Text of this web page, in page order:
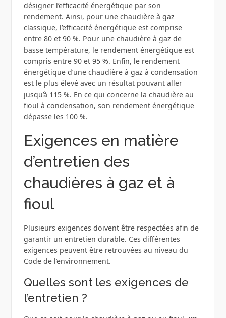
désigner l’efficacité énergétique par son
rendement. Ainsi, pour une chaudière à gaz
classique, l’efficacité énergétique est comprise
entre 80 et 90 %. Pour une chaudière à gaz de
basse température, le rendement énergétique est
compris entre 90 et 95 %. Enfin, le rendement
énergétique d’une chaudière à gaz à condensation
est le plus élevé avec un résultat pouvant aller
jusqu’à 115 %. En ce qui concerne la chaudière au
fioul à condensation, son rendement énergétique
dépasse les 100 %.
Exigences en matière
d’entretien des
chaudières à gaz et à
fioul
Plusieurs exigences doivent être respectées afin de
garantir un entretien durable. Ces différentes
exigences peuvent être retrouvées au niveau du
Code de l’environnement.
Quelles sont les exigences de
l’entretien ?